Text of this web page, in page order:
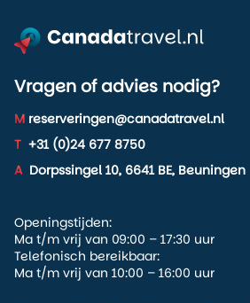
Vragen of advies nodig?
M reserveringen@canadatravel.nl
T +31 (0)24 677 8750
A Dorpssingel 10, 6641 BE, Beuningen
Openingstijden:
Ma t/m vrij van 09:00 – 17:30 uur
Telefonisch bereikbaar:
Ma t/m vrij van 10:00 – 16:00 uur